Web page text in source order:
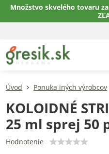
Množstvo skvelého tovaru
Úvod Ponuka iných výrobcov
KOLOIDNÉ
25 ml sprej 50
Hodnotenie